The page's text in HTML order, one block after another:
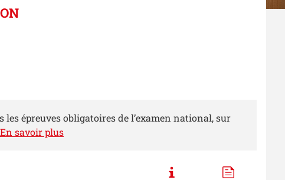
les épreuves obligatoires de l’examen national, sur
En savoir plus
Call to actions